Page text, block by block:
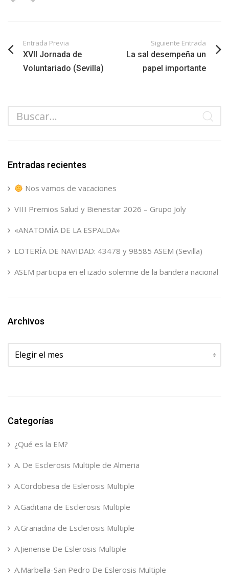
Entrada Previa
XVII Jornada de
Voluntariado (Sevilla)
Siguiente Entrada
La sal desempeña un
papel importante
Entradas recientes
Nos vamos de vacaciones
VIII Premios Salud y Bienestar 2026 – Grupo Joly
«ANATOMÍA DE LA ESPALDA»
LOTERÍA DE NAVIDAD: 43478 y 98585 ASEM (Sevilla)
ASEM participa en el izado solemne de la bandera nacional
Archivos
Archivos
Categorías
¿Qué es la EM?
A. De Esclerosis Multiple de Almeria
A.Cordobesa de Eslerosis Multiple
A.Gaditana de Esclerosis Multiple
A.Granadina de Esclerosis Multiple
A.Jienense De Eslerosis Multiple
A.Marbella-San Pedro De Eslerosis Multiple